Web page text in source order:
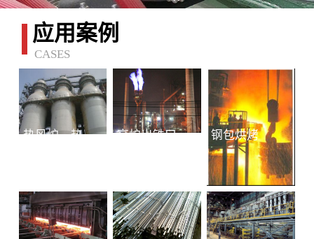
应用案例
CASES
热风炉、热风总管 高炉出铁口铁水连续测温 钢包烘烤